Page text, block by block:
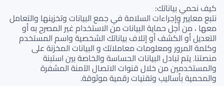
كيف نحمي بياناتك:
نتبع معايير وإجراءات السلامة في جمع البيانات وتخزينها والتعامل
معها ، من أجل حماية البيانات من الاستخدام غير المصرح به أو
التعديل أو الكشف أو إتلاف بياناتك الشخصية واسم المستخدم
وكلمة المرور ومعلومات معاملاتك و البيانات المخزنة على
منصتنا. يتم تبادل البيانات الحساسة والخاصة بين استبنة
والمستخدمين من خلال قنوات الاتصال الآمنة المشفرة
والمحمية بأساليب وتقنيات رقمية موثوقة.